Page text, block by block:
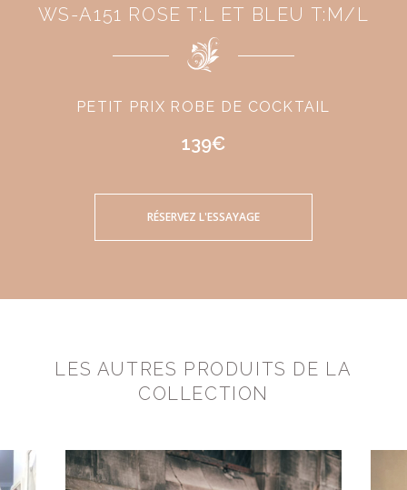
WS-A151 ROSE T:L ET BLEU T:M/L
PETIT PRIX ROBE DE COCKTAIL
139€
RÉSERVEZ L'ESSAYAGE
LES AUTRES PRODUITS DE LA
COLLECTION